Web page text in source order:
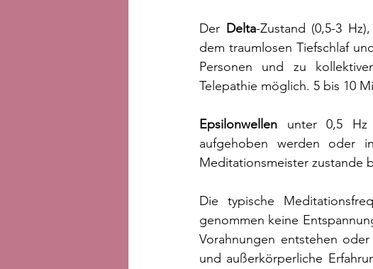
Der Delta-Zustand (0,5-3
dem traumlosen Tiefschlaf
Personen und zu
Telepathie möglich. 5 bis 10
Epsilonwellen unter 0,5 Hz
aufgehoben werden oder
Meditationsmeister zustande
Die typische
genommen keine
Vorahnungen entstehen
und außerkörperliche